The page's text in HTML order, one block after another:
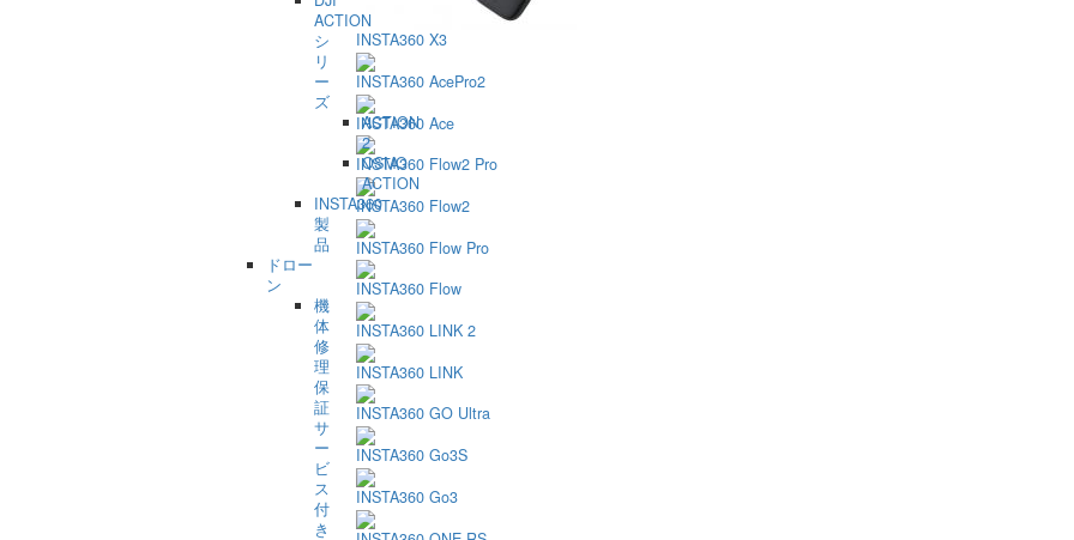
INSTA360 X3
INSTA360 AcePro2
INSTA360 Ace
INSTA360 Flow2 Pro
INSTA360 Flow2
INSTA360 Flow Pro
INSTA360 Flow
INSTA360 LINK 2
INSTA360 LINK
INSTA360 GO Ultra
INSTA360 Go3S
INSTA360 Go3
ACTION
シ
リ
ー
ズ
ACTION
2
OSMO
ACTION
INSTA360
製
品
ドロー
ン
機
体
修
理
保
証
サ
ー
ビ
ス
付
き